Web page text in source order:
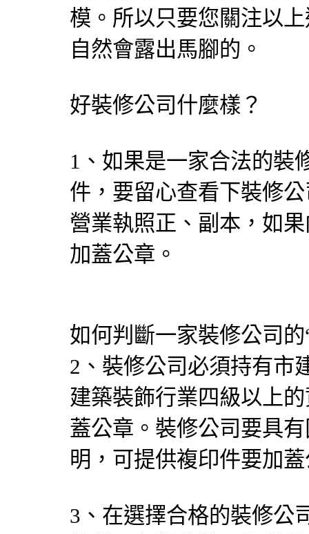
模。所以只要您關注以
自然會露出馬腳的。
好裝修公司什麼樣？
1、如果是一家合法的裝
件，要留心查看下裝修
營業執照正、副本，如
加蓋公章。
如何判斷一家裝修公司的
2、裝修公司必須持有市
建築裝飾行業四級以上
蓋公章。裝修公司要具
明，可提供複印件要加
3、在選擇合格的裝修公